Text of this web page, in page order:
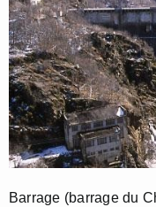
Barrage (barrage du